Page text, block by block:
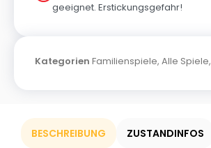
geeignet. Erstickungsgefahr!
Kategorien Familienspiele, Alle Spiele,
BESCHREIBUNG ZUSTANDINFOS